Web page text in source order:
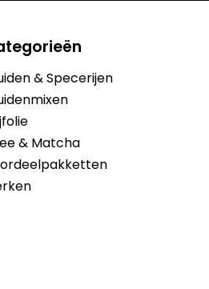
& Specerijen
& Matcha